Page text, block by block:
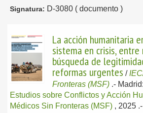
Signatura: D-3080 ( documento )
La acción humanitaria
sistema en crisis,
búsqueda de
reformas urgentes /
Fronteras (MSF) .- Madrid:
Estudios sobre Conflictos y Acción
Médicos Sin Fronteras (MSF) , 2025